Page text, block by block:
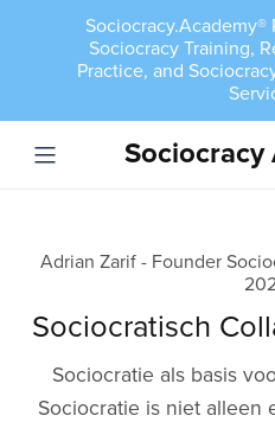
Sociocracy Training,
Practice, and
Sociocracy
Adrian Zarif - Founder
Sociocratisch
Sociocratie als basis
Sociocratie is niet alleen